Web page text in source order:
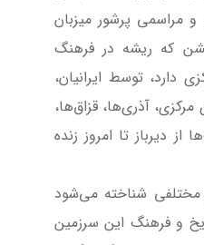
مراسمی پرشور میزبان
که ریشه در فرهنگ
دارد، توسط ایرانیان،
آذری‌ها، قزاق‌ها،
از دیرباز تا امروز زنده
مختلفی شناخته می‌شود
و فرهنگ این سرزمین